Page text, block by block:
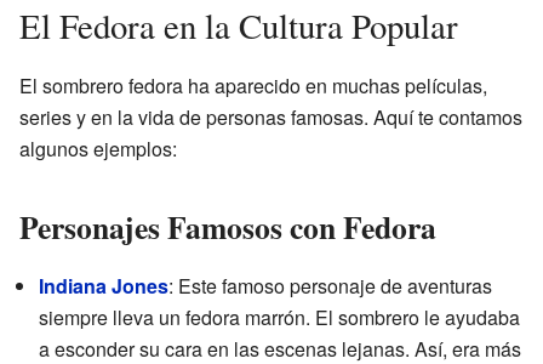
El Fedora en la Cultura Popular
El sombrero fedora ha aparecido en muchas películas,
series y en la vida de personas famosas. Aquí te contamos
algunos ejemplos:
Personajes Famosos con Fedora
Indiana Jones: Este famoso personaje de aventuras
siempre lleva un fedora marrón. El sombrero le ayudaba
a esconder su cara en las escenas lejanas. Así, era más